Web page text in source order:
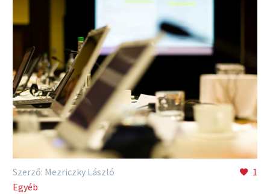
1
Szerző: Mezriczky László
Egyéb